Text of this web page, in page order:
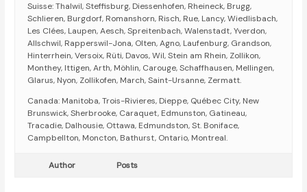
Suisse: Thalwil, Steffisburg, Diessenhofen, Rheineck, Brugg,
Schlieren, Burgdorf, Romanshorn, Risch, Rue, Lancy, Wiedlisbach,
Les Clées, Laupen, Aesch, Spreitenbach, Walenstadt, Yverdon,
Allschwil, Rapperswil-Jona, Olten, Agno, Laufenburg, Grandson,
Hinterrhein, Versoix, Rüti, Davos, Wil, Stein am Rhein, Zollikon,
Monthey, Ittigen, Arth, Möhlin, Carouge, Schaffhausen, Mellingen,
Glarus, Nyon, Zollikofen, March, Saint-Ursanne, Zermatt.
Canada: Manitoba, Trois-Rivieres, Dieppe, Québec City, New
Brunswick, Sherbrooke, Caraquet, Edmunston, Gatineau,
Tracadie, Dalhousie, Ottawa, Edmundston, St. Boniface,
Campbellton, Moncton, Bathurst, Ontario, Montreal.
Author Posts